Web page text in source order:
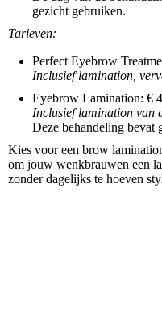
gezicht gebruiken.
Tarieven:
Perfect Eyebrow
Inclusief lamination,
Eyebrow Lamination: €
Inclusief lamination van
Deze behandeling bevat
Kies voor een brow
om jouw wenkbrauwen een
zonder dagelijks te hoeven